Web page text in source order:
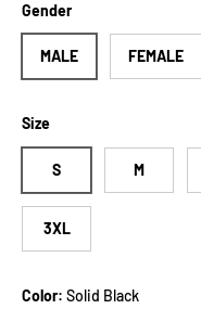
Gender
MALE FEMALE
Size
S M
3XL
Color: Solid Black